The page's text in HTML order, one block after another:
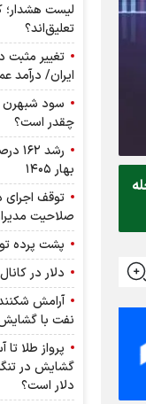
لیست هشدار؛
تعلیق‌اند؟
تغییر مثبت
ایران/ درآمد عملیاتی 80
چقدر است؟
بهار ۱۴۰۵
توقف اجرای
صلاحیت
پشت پرده تولید روزانه
دلار در کانال ۱۸۸ هزار تومان ماند!
آرامش
نفت با
دلار است؟